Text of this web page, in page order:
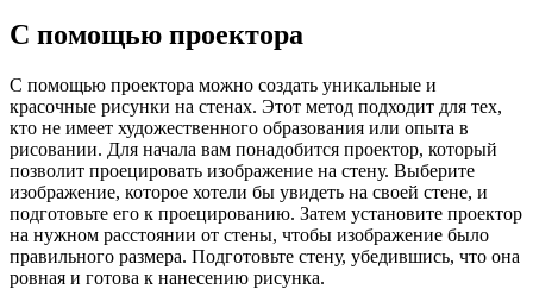
С помощью проектора
С помощью проектора можно создать уникальные и
красочные рисунки на стенах. Этот метод подходит для тех,
кто не имеет художественного образования или опыта в
рисовании. Для начала вам понадобится проектор, который
позволит проецировать изображение на стену. Выберите
изображение, которое хотели бы увидеть на своей стене, и
подготовьте его к проецированию. Затем установите проектор
на нужном расстоянии от стены, чтобы изображение было
правильного размера. Подготовьте стену, убедившись, что она
ровная и готова к нанесению рисунка.